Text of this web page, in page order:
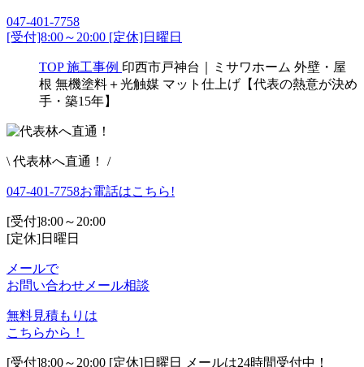
047-401-7758
[受付]8:00～20:00 [定休]日曜日
TOP 施工事例 印西市戸神台｜ミサワホーム 外壁・屋
根 無機塗料＋光触媒 マット仕上げ【代表の熱意が決め
手・築15年】
\ 代表林へ直通！ /
047-401-7758お電話はこちら!
[受付]8:00～20:00
[定休]日曜日
メールで
お問い合わせ メール相談
無料見積もりは
こちらから！
[受付]8:00～20:00 [定休]日曜日 メールは24時間受付中！